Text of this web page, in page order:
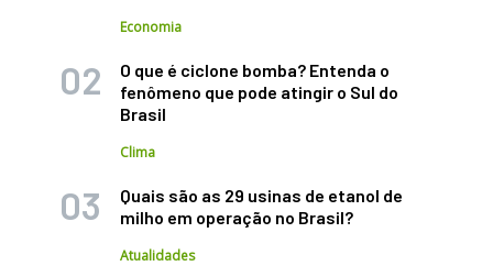
Economia
O que é ciclone bomba? Entenda o
fenômeno que pode atingir o Sul do
Brasil
Clima
Quais são as 29 usinas de etanol de
milho em operação no Brasil?
Atualidades